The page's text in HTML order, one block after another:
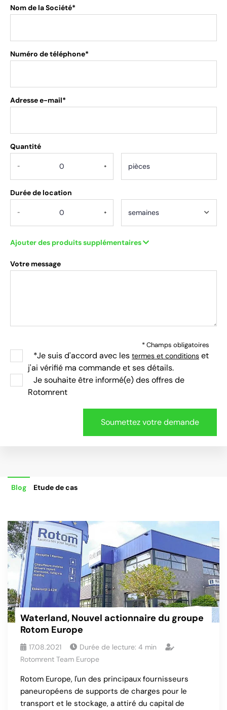
Nom de la Société*
Numéro de téléphone*
Adresse e-mail*
Quantité
- +
Durée de location
- +
Ajouter des produits supplémentaires
Votre message
* Champs obligatoires
*Je suis d'accord avec les termes et conditions et
j'ai vérifié ma commande et ses détails.
Je souhaite être informé(e) des offres de
Rotomrent
Blog Etude de cas
Waterland, Nouvel actionnaire du groupe
Rotom Europe
17.08.2021 Durée de lecture: 4 min
Rotomrent Team Europe
Rotom Europe, l'un des principaux fournisseurs
paneuropéens de supports de charges pour le
transport et le stockage, a attiré du capital de